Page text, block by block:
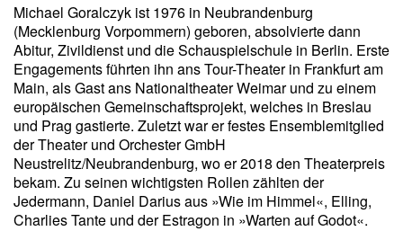
Michael Goralczyk ist 1976 in Neubrandenburg
(Mecklenburg Vorpommern) geboren, absolvierte dann
Abitur, Zivildienst und die Schauspielschule in Berlin. Erste
Engagements führten ihn ans Tour-Theater in Frankfurt am
Main, als Gast ans Nationaltheater Weimar und zu einem
europäischen Gemeinschaftsprojekt, welches in Breslau
und Prag gastierte. Zuletzt war er festes Ensemblemitglied
der Theater und Orchester GmbH
Neustrelitz/Neubrandenburg, wo er 2018 den Theaterpreis
bekam. Zu seinen wichtigsten Rollen zählten der
Jedermann, Daniel Darius aus »Wie im Himmel«, Elling,
Charlies Tante und der Estragon in »Warten auf Godot«.